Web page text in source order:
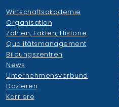
Wirtschaftsakademie
Organisation
Zahlen, Fakten, Historie
Qualitätsmanagement
Bildungszentren
News
Unternehmensverbund
Dozieren
Karriere